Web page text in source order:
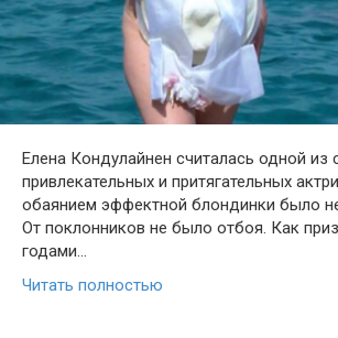
Елена Кондулайнен считалась одной из
привлекательных и притягательных
обаянием эффектной блондинки было
От поклонников не было отбоя. Как
годами…
Читать полностью